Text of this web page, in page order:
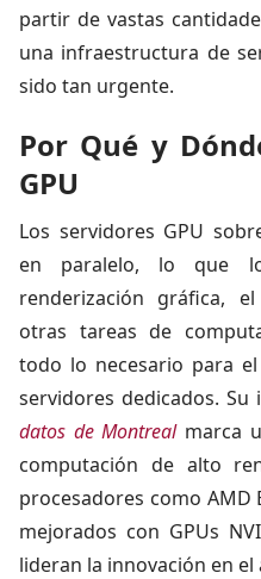
partir de vastas
una infraestructura de
sido tan urgente.
Por Qué y
GPU
Los servidores GPU
en paralelo, lo que
renderización gráfica,
otras tareas de
todo lo necesario para
servidores dedicados.
datos de Montrealmarca
computación de alto
procesadores como AMD
mejorados con GPUs
lideran la innovación en